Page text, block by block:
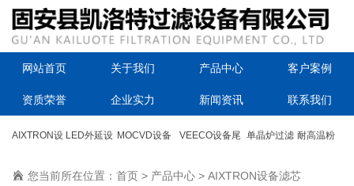
网站首页 关于我们 产品中心 客户案例
资质荣誉 企业实力 新闻资讯 联系我们
AIXTRON设
备滤芯
LED外延设
备滤芯
MOCVD设备
尾气滤芯
VEECO设备尾
气过滤器
单晶炉过滤
器滤芯
耐高温粉
尘滤筒
您当前所在位置： 首页 > 产品中心 > AIXTRON设备滤芯